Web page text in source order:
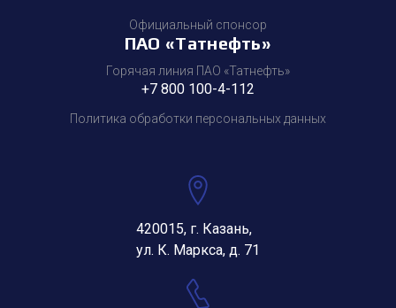
Официальный спонсор
ПАО «Татнефть»
Горячая линия ПАО «Татнефть»
+7 800 100-4-112
Политика обработки персональных данных
420015, г. Казань,
ул. К. Маркса, д. 71